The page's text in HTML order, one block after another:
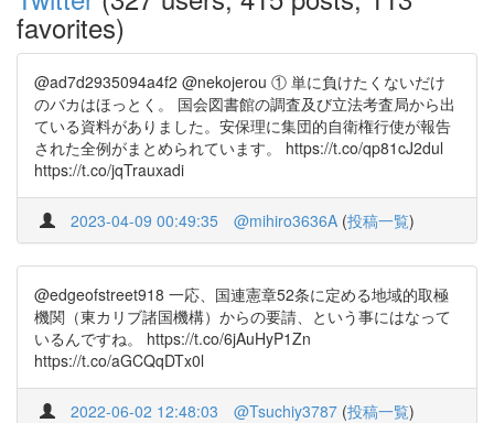
favorites)
@ad7d2935094a4f2 @nekojerou ① 単に負けたくないだけ
のバカはほっとく。 国会図書館の調査及び立法考査局から出
ている資料がありました。安保理に集団的自衛権行使が報告
された全例がまとめられています。 https://t.co/qp81cJ2dul
https://t.co/jqTrauxadi
2023-04-09 00:49:35 @mihiro3636A (投稿一覧)
@edgeofstreet918 一応、国連憲章52条に定める地域的取極
機関（東カリブ諸国機構）からの要請、という事にはなって
いるんですね。 https://t.co/6jAuHyP1Zn
https://t.co/aGCQqDTx0l
2022-06-02 12:48:03 @Tsuchiy3787 (投稿一覧)